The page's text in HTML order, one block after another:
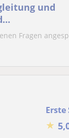
und
2026
Fragen
★